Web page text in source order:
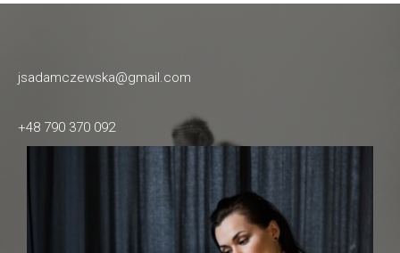
jsadamczewska@gmail.com
+48 790 370 092